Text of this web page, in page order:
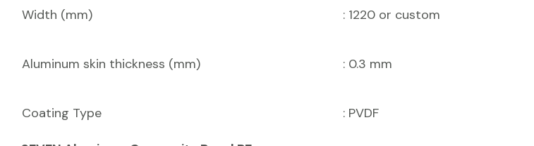
Specifications:
Material Thickness (mm) : 4 mm
Length (mm) : 2440, 4880 or custom